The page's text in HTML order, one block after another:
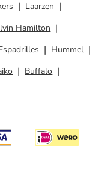
Laarzen
Hamilton
Hummel
Buffalo